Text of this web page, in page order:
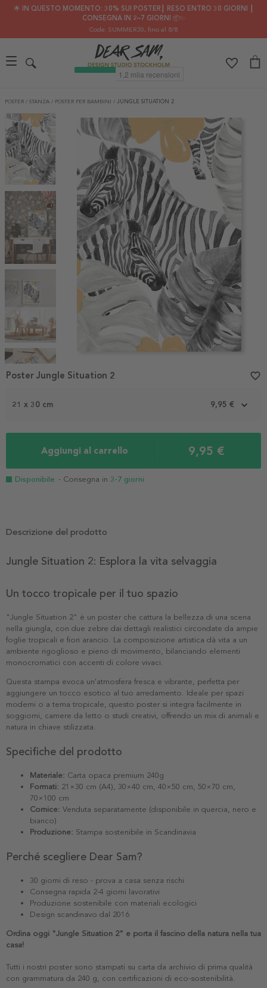
🌟 IN QUESTO MOMENTO: 30% SUI POSTER┃ RESO ENTRO 30 GIORNI ┃
CONSEGNA IN 2–7 GIORNI 📦✨
Code: SUMMER30, fino al 8/8
POSTER / STANZA / POSTER PER BAMBINI / JUNGLE SITUATION 2
1
21 x 30 cm 9,95 €
Aggiungi al carrello 9,95 €
Disponibile - Consegna in 3-7 giorni
Poster Jungle Situation 2 favorite_border
Descrizione del prodotto
Jungle Situation 2: Esplora la vita selvaggia
Un tocco tropicale per il tuo spazio
"Jungle Situation 2" è un poster che cattura la bellezza di una scena
nella giungla, con due zebre dai dettagli realistici circondate da ampie
foglie tropicali e fiori arancio. La composizione artistica dà vita a un
ambiente rigoglioso e pieno di movimento, bilanciando elementi
monocromatici con accenti di colore vivaci.
Questa stampa evoca un'atmosfera fresca e vibrante, perfetta per
aggiungere un tocco esotico al tuo arredamento. Ideale per spazi
moderni o a tema tropicale, questo poster si integra facilmente in
soggiorni, camere da letto o studi creativi, offrendo un mix di animali e
natura in chiave stilizzata.
Specifiche del prodotto
Materiale: Carta opaca premium 240g
Formati: 21×30 cm (A4), 30×40 cm, 40×50 cm, 50×70 cm,
70×100 cm
Cornice: Venduta separatamente (disponibile in quercia, nero e
bianco)
Produzione: Stampa sostenibile in Scandinavia
Perché scegliere Dear Sam?
30 giorni di reso - prova a casa senza rischi
Consegna rapida 2-4 giorni lavorativi
Produzione sostenibile con materiali ecologici
Design scandinavo dal 2016
Ordina oggi "Jungle Situation 2" e porta il fascino della natura nella tua
casa!
Tutti i nostri poster sono stampati su carta da archivio di prima qualità
con grammatura da 240 g, con certificazioni di eco-sostenibilità.